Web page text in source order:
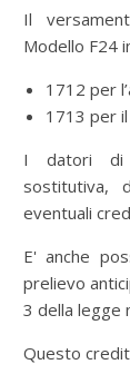
Il
Modello F24
1712 per
1713 per
I datori di
sostitutiva,
eventuali
E' anche
prelievo
3 della legge
Questo